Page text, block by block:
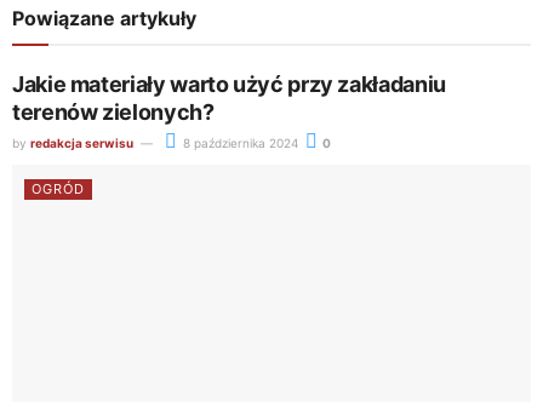
Powiązane artykuły
Jakie materiały warto użyć przy zakładaniu
terenów zielonych?
by redakcja serwisu 8 października 2024 0
OGRÓD